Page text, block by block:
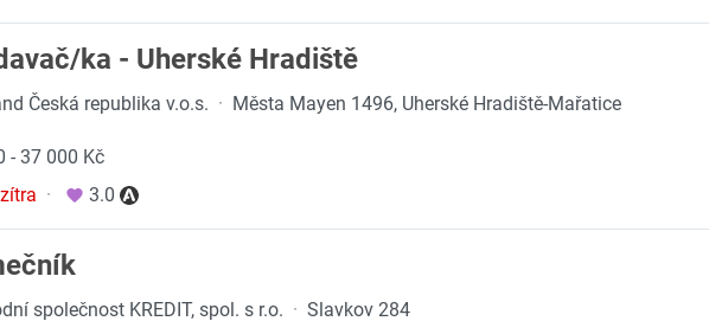
ka - Uherské Hradiště
Česká republika v.o.s. · Města Mayen 1496, Uherské Hradiště-Mařatice
- 37 000 Kč
· 3.0
společnost KREDIT, spol. s r.o. · Slavkov 284